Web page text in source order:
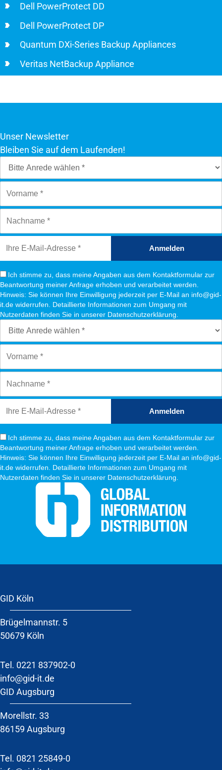
Dell PowerProtect DD
Dell PowerProtect DP
Quantum DXi-Series Backup Appliances
Veritas NetBackup Appliance
Unser Newsletter
Bleiben Sie auf dem Laufenden!
Anmelden
Ich stimme zu, dass meine Angaben aus dem Kontaktformular zur
Beantwortung meiner Anfrage erhoben und verarbeitet werden.
Hinweis: Sie können Ihre Einwilligung jederzeit per E-Mail an info@gid-
it.de widerrufen. Detaillierte Informationen zum Umgang mit
Nutzerdaten finden Sie in unserer Datenschutzerklärung.
Anmelden
Ich stimme zu, dass meine Angaben aus dem Kontaktformular zur
Beantwortung meiner Anfrage erhoben und verarbeitet werden.
Hinweis: Sie können Ihre Einwilligung jederzeit per E-Mail an info@gid-
it.de widerrufen. Detaillierte Informationen zum Umgang mit
Nutzerdaten finden Sie in unserer Datenschutzerklärung.
GID Köln
Brügelmannstr. 5
50679 Köln
Tel. 0221 837902-0
info@gid-it.de
GID Augsburg
Morellstr. 33
86159 Augsburg
Tel. 0821 25849-0